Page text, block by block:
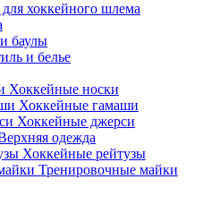
хоккейного шлема
баулы
и белье
Хоккейные носки
Хоккейные гамаши
Хоккейные джерси
одежда
Хоккейные рейтузы
Тренировочные майки